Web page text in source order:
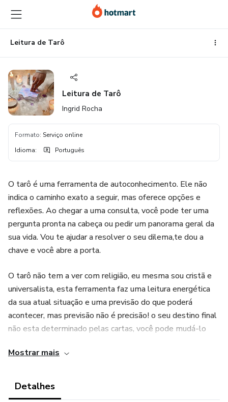
para
o
conteúdo
principal
para
o
pagamento
para
o
rodapéLeitura de Tarô
Leitura de Tarô
Ingrid Rocha
Formato: Serviço online
Idioma: Português
O tarô é uma ferramenta de autoconhecimento. Ele não
indica o caminho exato a seguir, mas oferece opções e
reflexões. Ao chegar a uma consulta, você pode ter uma
pergunta pronta na cabeça ou pedir um panorama geral da
sua vida. Vou te ajudar a resolver o seu dilema,te dou a
chave e você abre a porta.
O tarô não tem a ver com religião, eu mesma sou cristã e
universalista, esta ferramenta faz uma leitura energética
da sua atual situação e uma previsão do que poderá
acontecer, mas previsão não é precisão! o seu destino final
não esta determinado pelas cartas, você pode mudá-lo
.A espiritualidade quer te ajudar, vem saber como poderá
Mostrar mais
Detalhes